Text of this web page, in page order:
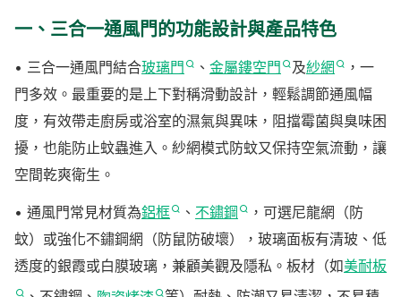
一、三合一通風門的功能設計與產品特色
• 三合一通風門結合玻璃門 、 金屬鏤空門 及紗網
，一
門多效。最重要的是上下對稱滑動設計，輕鬆調節通風幅
度，有效帶走廚房或浴室的濕氣與異味，阻擋霉菌與臭味困
擾，也能防止蚊蟲進入。紗網模式防蚊又保持空氣流動，讓
空間乾爽衛生。
• 通風門常見材質為鋁框 、 不鏽鋼
，可選尼龍網（防
蚊）或強化不鏽鋼網（防鼠防破壞），玻璃面板有清玻、低
透度的銀霞或白膜玻璃，兼顧美觀及隱私。板材（如美耐板